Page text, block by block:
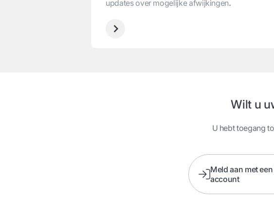
updates over mogelijke afwijkingen.
Wilt u
U hebt toegang
Meld aan met
account